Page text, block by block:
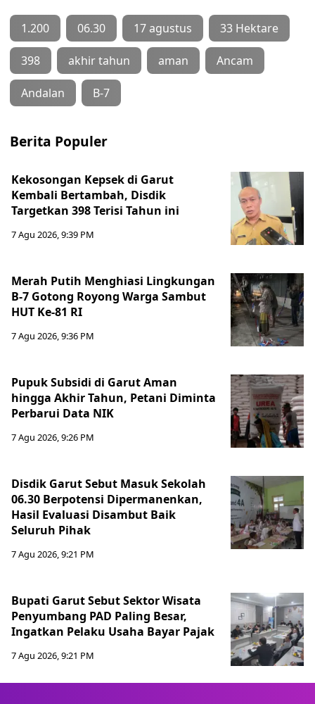
1.200 06.30 17 agustus 33 Hektare
398 akhir tahun aman Ancam
Andalan B-7
Berita Populer
Kekosongan Kepsek di Garut
Kembali Bertambah, Disdik
Targetkan 398 Terisi Tahun ini
7 Agu 2026, 9:39 PM
Merah Putih Menghiasi Lingkungan
B-7 Gotong Royong Warga Sambut
HUT Ke-81 RI
7 Agu 2026, 9:36 PM
Pupuk Subsidi di Garut Aman
hingga Akhir Tahun, Petani Diminta
Perbarui Data NIK
7 Agu 2026, 9:26 PM
Disdik Garut Sebut Masuk Sekolah
06.30 Berpotensi Dipermanenkan,
Hasil Evaluasi Disambut Baik
Seluruh Pihak
7 Agu 2026, 9:21 PM
Bupati Garut Sebut Sektor Wisata
Penyumbang PAD Paling Besar,
Ingatkan Pelaku Usaha Bayar Pajak
7 Agu 2026, 9:21 PM